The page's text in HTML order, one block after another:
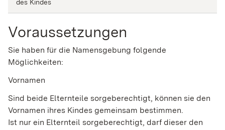
des Kindes
Voraussetzungen
Sie haben für die Namensgebung folgende
Möglichkeiten:
Vornamen
Sind beide Elternteile sorgeberechtigt, können sie den
Vornamen ihres Kindes gemeinsam bestimmen.
Ist nur ein Elternteil sorgeberechtigt, darf dieser den